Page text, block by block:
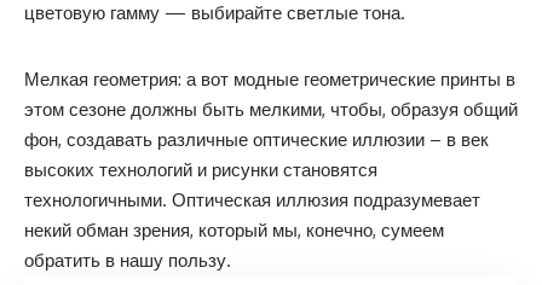
цветовую гамму — выбирайте светлые тона.
Мелкая геометрия: а вот модные геометрические принты в
этом сезоне должны быть мелкими, чтобы, образуя общий
фон, создавать различные оптические иллюзии – в век
высоких технологий и рисунки становятся
технологичными. Оптическая иллюзия подразумевает
некий обман зрения, который мы, конечно, сумеем
обратить в нашу пользу.